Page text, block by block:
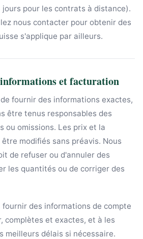
pour les contrats à distance).
nous contacter pour obtenir des
s'applique par ailleurs.
et facturation
fournir des informations exactes,
être tenus responsables des
ou omissions. Les prix et la
modifiés sans préavis. Nous
de refuser ou d'annuler des
les quantités ou de corriger des
fournir des informations de compte
complètes et exactes, et à les
meilleurs délais si nécessaire.